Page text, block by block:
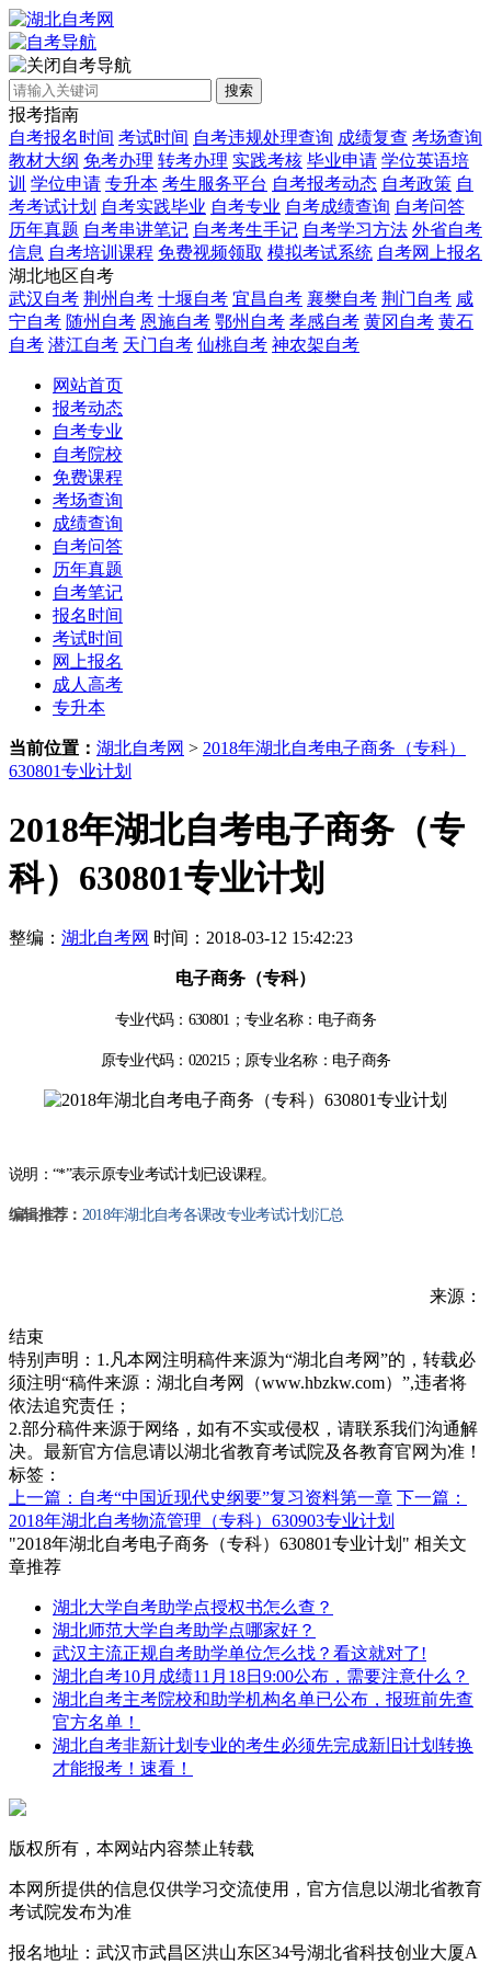
自考导航
搜索
报考指南
自考报名时间 考试时间 自考违规处理查询 成绩复查 考场查询
教材大纲 免考办理 转考办理 实践考核 毕业申请 学位英语培
训 学位申请 专升本 考生服务平台 自考报考动态 自考政策 自
考考试计划 自考实践毕业 自考专业 自考成绩查询 自考问答
历年真题 自考串讲笔记 自考考生手记 自考学习方法 外省自考
信息 自考培训课程 免费视频领取 模拟考试系统 自考网上报名
湖北地区自考
武汉自考 荆州自考 十堰自考 宜昌自考 襄樊自考 荆门自考 咸
宁自考 随州自考 恩施自考 鄂州自考 孝感自考 黄冈自考 黄石
自考 潜江自考 天门自考 仙桃自考 神农架自考
网站首页
报考动态
自考专业
自考院校
免费课程
考场查询
成绩查询
自考问答
历年真题
自考笔记
报名时间
考试时间
网上报名
成人高考
专升本
当前位置： 湖北自考网 > 2018年湖北自考电子商务（专科）
630801专业计划
2018年湖北自考电子商务（专
科）630801专业计划
整编： 湖北自考网 时间：2018-03-12 15:42:23
电子商务（专科）
专业代码： 630801 ；专业名称：电子商务
原专业代码： 020215；原专业名称：电子商务
说明：“*”表示原专业考试计划已设课程。
编辑推荐： 2018年湖北自考各课改专业考试计划汇总
来源：
结束
特别声明：1.凡本网注明稿件来源为“湖北自考网”的，转载必
须注明“稿件来源：湖北自考网（www.hbzkw.com）”,违者将
依法追究责任；
2.部分稿件来源于网络，如有不实或侵权，请联系我们沟通解
决。最新官方信息请以湖北省教育考试院及各教育官网为准！
标签：
上一篇：自考“中国近现代史纲要”复习资料第一章 下一篇：
2018年湖北自考物流管理（专科）630903专业计划
"2018年湖北自考电子商务（专科）630801专业计划" 相关文
章推荐
湖北大学自考助学点授权书怎么查？
湖北师范大学自考助学点哪家好？
武汉主流正规自考助学单位怎么找？看这就对了!
湖北自考10月成绩11月18日9:00公布，需要注意什么？
湖北自考主考院校和助学机构名单已公布，报班前先查
官方名单！
湖北自考非新计划专业的考生必须先完成新旧计划转换
才能报考！速看！
版权所有，本网站内容禁止转载
本网所提供的信息仅供学习交流使用，官方信息以湖北省教育
考试院发布为准
报名地址：武汉市武昌区洪山东区34号湖北省科技创业大厦A